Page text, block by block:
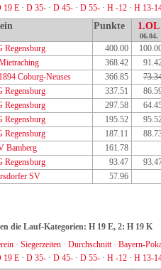
19 E · D 35- · D 45- · D 55- · H -12 · H 13-
Punkte 1.OL
06.04.
Regensburg 400.00
368.42
Coburg-Neuses 366.85
Regensburg 337.51
Regensburg 297.58
Regensburg 195.52
Regensburg 187.11
Bamberg
161.78
Regensburg 93.47
SV 57.96
die Lauf-Kategorien: H 19 E, 2: H 19 K
· Siegerzeiten · Durchschnitt· Bayern-
19 E · D 35- · D 45- · D 55- · H -12 · H 13-